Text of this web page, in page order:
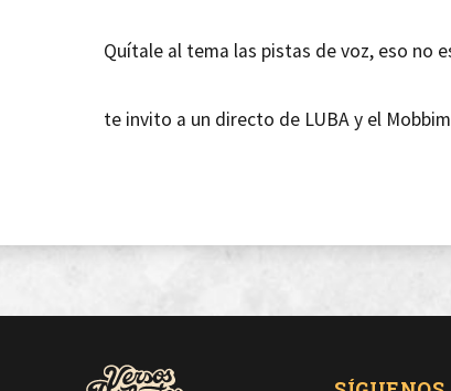
Quítale al tema las pistas de voz, eso no
te invito a un directo de LUBA y el
Presumen de cadenas, son las putas del